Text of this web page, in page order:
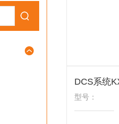
型号：